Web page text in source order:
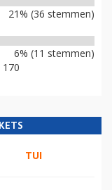
21% (36 stemmen)
6% (11 stemmen)
TUI